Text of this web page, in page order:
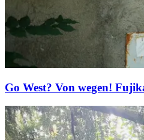
Go West? Von wegen!